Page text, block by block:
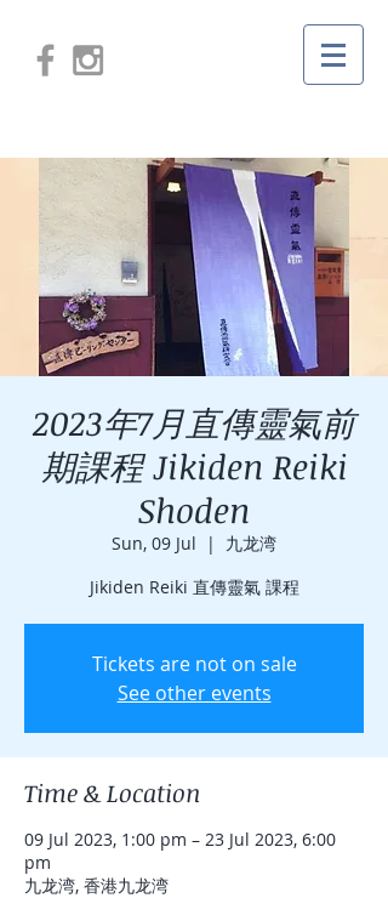
2023年7月直傳靈氣前
期課程 Jikiden Reiki
Shoden
Sun, 09 Jul
  |
九龙湾
Jikiden Reiki 直傳靈氣 課程
Tickets are not on sale
See other events
Time & Location
09 Jul 2023, 1:00 pm – 23 Jul 2023, 6:00
pm
九龙湾, 香港九龙湾